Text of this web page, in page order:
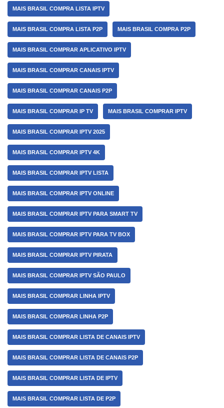
MAIS BRASIL COMPRA LISTA IPTV
MAIS BRASIL COMPRA LISTA P2P MAIS BRASIL COMPRA P2P
MAIS BRASIL COMPRAR APLICATIVO IPTV
MAIS BRASIL COMPRAR CANAIS IPTV
MAIS BRASIL COMPRAR CANAIS P2P
MAIS BRASIL COMPRAR IP TV MAIS BRASIL COMPRAR IPTV
MAIS BRASIL COMPRAR IPTV 2025
MAIS BRASIL COMPRAR IPTV 4K
MAIS BRASIL COMPRAR IPTV LISTA
MAIS BRASIL COMPRAR IPTV ONLINE
MAIS BRASIL COMPRAR IPTV PARA SMART TV
MAIS BRASIL COMPRAR IPTV PARA TV BOX
MAIS BRASIL COMPRAR IPTV PIRATA
MAIS BRASIL COMPRAR IPTV SÃO PAULO
MAIS BRASIL COMPRAR LINHA IPTV
MAIS BRASIL COMPRAR LINHA P2P
MAIS BRASIL COMPRAR LISTA DE CANAIS IPTV
MAIS BRASIL COMPRAR LISTA DE CANAIS P2P
MAIS BRASIL COMPRAR LISTA DE IPTV
MAIS BRASIL COMPRAR LISTA DE P2P